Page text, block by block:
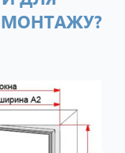
МОНТАЖУ?